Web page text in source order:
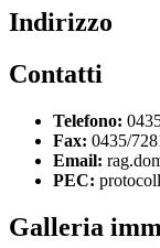
Indirizzo
Contatti
Telefono:
Fax: 0435/
Email:
PEC:
Galleria